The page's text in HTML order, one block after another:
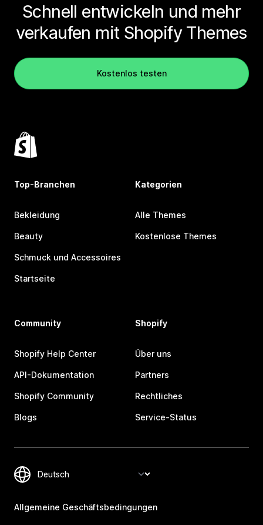
Schnell entwickeln und mehr
verkaufen mit Shopify Themes
Kostenlos testen
Top-Branchen
Bekleidung
Beauty
Schmuck und Accessoires
Startseite
Kategorien
Alle Themes
Kostenlose Themes
Community
Shopify Help Center
API-Dokumentation
Shopify Community
Blogs
Shopify
Über uns
Partners
Rechtliches
Service-Status
Allgemeine Geschäftsbedingungen